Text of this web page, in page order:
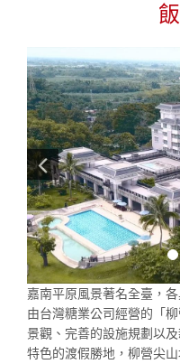
嘉南平原風景著名全臺，
由台灣糖業公司經營的「
景觀、完善的設施規劃以
特色的渡假勝地，柳營尖